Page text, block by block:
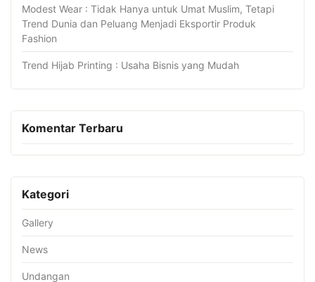
Modest Wear : Tidak Hanya untuk Umat Muslim, Tetapi
Trend Dunia dan Peluang Menjadi Eksportir Produk
Fashion
Trend Hijab Printing : Usaha Bisnis yang Mudah
Komentar Terbaru
Kategori
Gallery
News
Undangan